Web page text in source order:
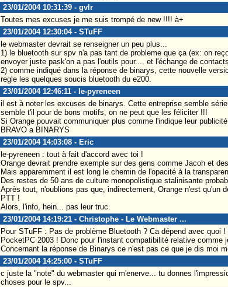
23/01/2004 10:31:39 - gvlr
Toutes mes excuses je me suis trompé de new !!!! à+
23/01/2004 12:30:04 - STuFF
le webmaster devrait se renseigner un peu plus...
1) le bluetooth sur spv n'a pas tant de probleme que ça (ex: on
envoyer juste pask'on a pas l'outils pour.... et l'échange de
2) comme indiqué dans la réponse de binarys, cette nouvelle
regle les quelques soucis bluetooth du e200.
23/01/2004 12:46:11 - le-pyreneen
il est à noter les excuses de binarys. Cette entreprise semble
semble t'il pour de bons motifs, on ne peut que les féliciter !!!
Si Orange pouvait communiquer plus comme l'indique leur
BRAVO a BINARYS
23/01/2004 14:03:08 - Eric
le-pyreneen : tout à fait d'accord avec toi !
Orange devrait prendre exemple sur des gens comme Jacoh et
Mais apparemment il est long le chemin de l'opacité à la
Des restes de 50 ans de culture monopolistique stalinisante
Après tout, n'oublions pas que, indirectement, Orange n'est qu'un
PTT !
Alors, l'info, hein... pas leur truc.
23/01/2004 14:19:21 - Christophe - Le Webmaster ...
Pour STuFF : Pas de problème Bluetooth ? Ca dépend avec
PocketPC 2003 ! Donc pour l'instant compatibilité relative comme
Concernant la réponse de Binarys ce n'est pas ce que je dis moi
23/01/2004 14:25:00 - STuFF
c juste la "note" du webmaster qui m'enerve... tu donnes
choses pour le spv...